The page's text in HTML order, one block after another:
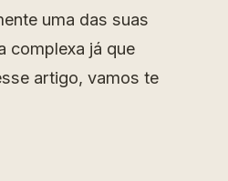
uma das suas
complexa já que
artigo, vamos te